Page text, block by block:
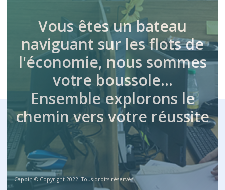
Vous êtes un bateau
naviguant sur les flots de
l'économie, nous sommes
votre boussole…
Ensemble explorons le
chemin vers votre réussite
Cappin © Copyright 2022. Tous droits réservés.